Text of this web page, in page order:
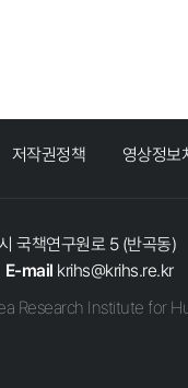
저작권정책 영상정보
국책연구원로 5 (반곡동)
E-mail krihs@krihs.re.kr
Research Institute for